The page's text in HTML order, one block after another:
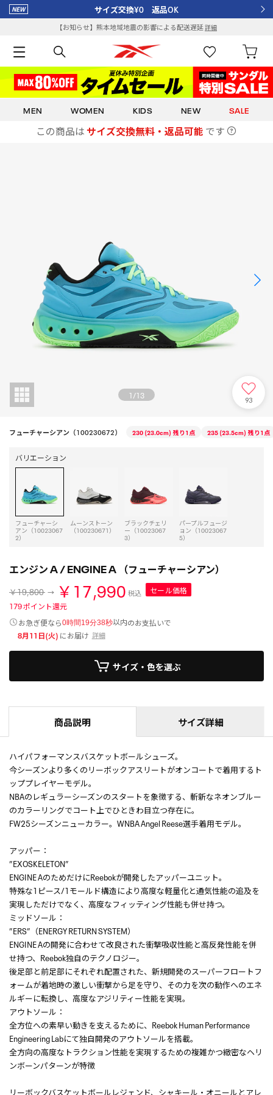
サイズ交換¥0 返品OK
【お知らせ】熊本地域地震の影響による配送遅延詳細
MEN WOMEN KIDS NEW SALE
この商品は サイズ交換無料・返品可能 です
1/13 93
フューチャーシアン（100230672） 230 (23.0cm) 残り1点 235 (23.5cm) 残り1点
バリエーション
フューチャーシ
アン（10023067
2）
ムーンストーン
（100230671）
ブラックチェリ
ー（10023067
3）
パープルフュージ
ョン（10023067
5）
エンジン A / ENGINE A （フューチャーシアン）
￥19,800 ￥17,990 税込
セール価格
179ポイント還元
お急ぎ便なら0時間19分38秒以内のお支払いで
8月11日(火) にお届け 詳細
サイズ・色を選ぶ
商品説明 サイズ詳細
ハイパフォーマンスバスケットボールシューズ。
今シーズンより多くのリーボックアスリートがオンコートで着用するト
ッププレイヤーモデル。
NBAのレギュラーシーズンのスタートを象徴する、斬新なネオンブルー
のカラーリングでコート上でひときわ目立つ存在に。
FW25シーズンニューカラー。WNBA Angel Reese選手着用モデル。
アッパー：
”EXOSKELETON”
ENGINE AのためだけにReebokが開発したアッパーユニット。
特殊な1ピース/1モールド構造により高度な軽量化と通気性能の追及を
実現しただけでなく、高度なフィッティング性能も併せ持つ。
ミッドソール：
”ERS”（ENERGY RETURN SYSTEM）
ENGINE Aの開発に合わせて改良された衝撃吸収性能と高反発性能を併
せ持つ、Reebok独自のテクノロジー。
後足部と前足部にそれぞれ配置された、新規開発のスーパーフロートフ
ォームが着地時の激しい衝撃から足を守り、その力を次の動作へのエネ
ルギーに転換し、高度なアジリティー性能を実現。
アウトソール：
全方位への素早い動きを支えるために、Reebok Human Performance
Engineering Labにて独自開発のアウトソールを搭載。
全方向の高度なトラクション性能を実現するための複雑かつ緻密なヘリ
ンボーンパターンが特徴
リーボックバスケットボールレジェンド、シャキール・オニールとアレ